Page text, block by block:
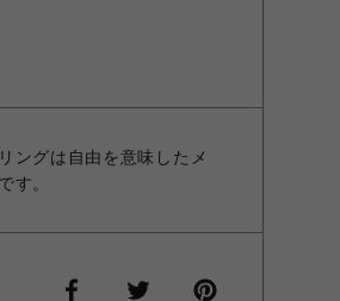
ングは自由を意味したメ
す。